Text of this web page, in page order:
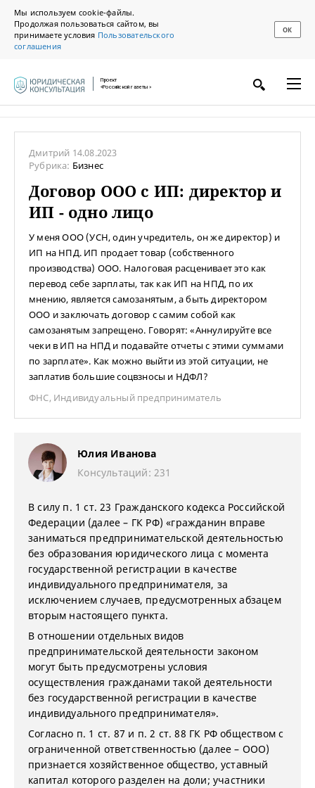
Мы используем cookie-файлы.
Продолжая пользоваться сайтом, вы
принимаете условия Пользовательского
соглашения
ОК
Проект
«Российской газеты»
Дмитрий 14.08.2023
Рубрика: Бизнес
Договор ООО с ИП: директор и
ИП - одно лицо
У меня ООО (УСН, один учредитель, он же директор) и
ИП на НПД. ИП продает товар (собственного
производства) ООО. Налоговая расценивает это как
перевод себе зарплаты, так как ИП на НПД, по их
мнению, является самозанятым, а быть директором
ООО и заключать договор с самим собой как
самозанятым запрещено. Говорят: «Аннулируйте все
чеки в ИП на НПД и подавайте отчеты с этими суммами
по зарплате». Как можно выйти из этой ситуации, не
заплатив большие соцвзносы и НДФЛ?
ФНС, Индивидуальный предприниматель
Юлия Иванова
Консультаций: 231
В силу п. 1 ст. 23 Гражданского кодекса Российской
Федерации (далее – ГК РФ) «гражданин вправе
заниматься предпринимательской деятельностью
без образования юридического лица с момента
государственной регистрации в качестве
индивидуального предпринимателя, за
исключением случаев, предусмотренных абзацем
вторым настоящего пункта.
В отношении отдельных видов
предпринимательской деятельности законом
могут быть предусмотрены условия
осуществления гражданами такой деятельности
без государственной регистрации в качестве
индивидуального предпринимателя».
Согласно п. 1 ст. 87 и п. 2 ст. 88 ГК РФ обществом с
ограниченной ответственностью (далее – ООО)
признается хозяйственное общество, уставный
капитал которого разделен на доли; участники